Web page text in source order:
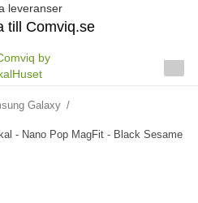
leveranser
till Comviq.se
Galaxy /
- Nano Pop MagFit - Black Sesame